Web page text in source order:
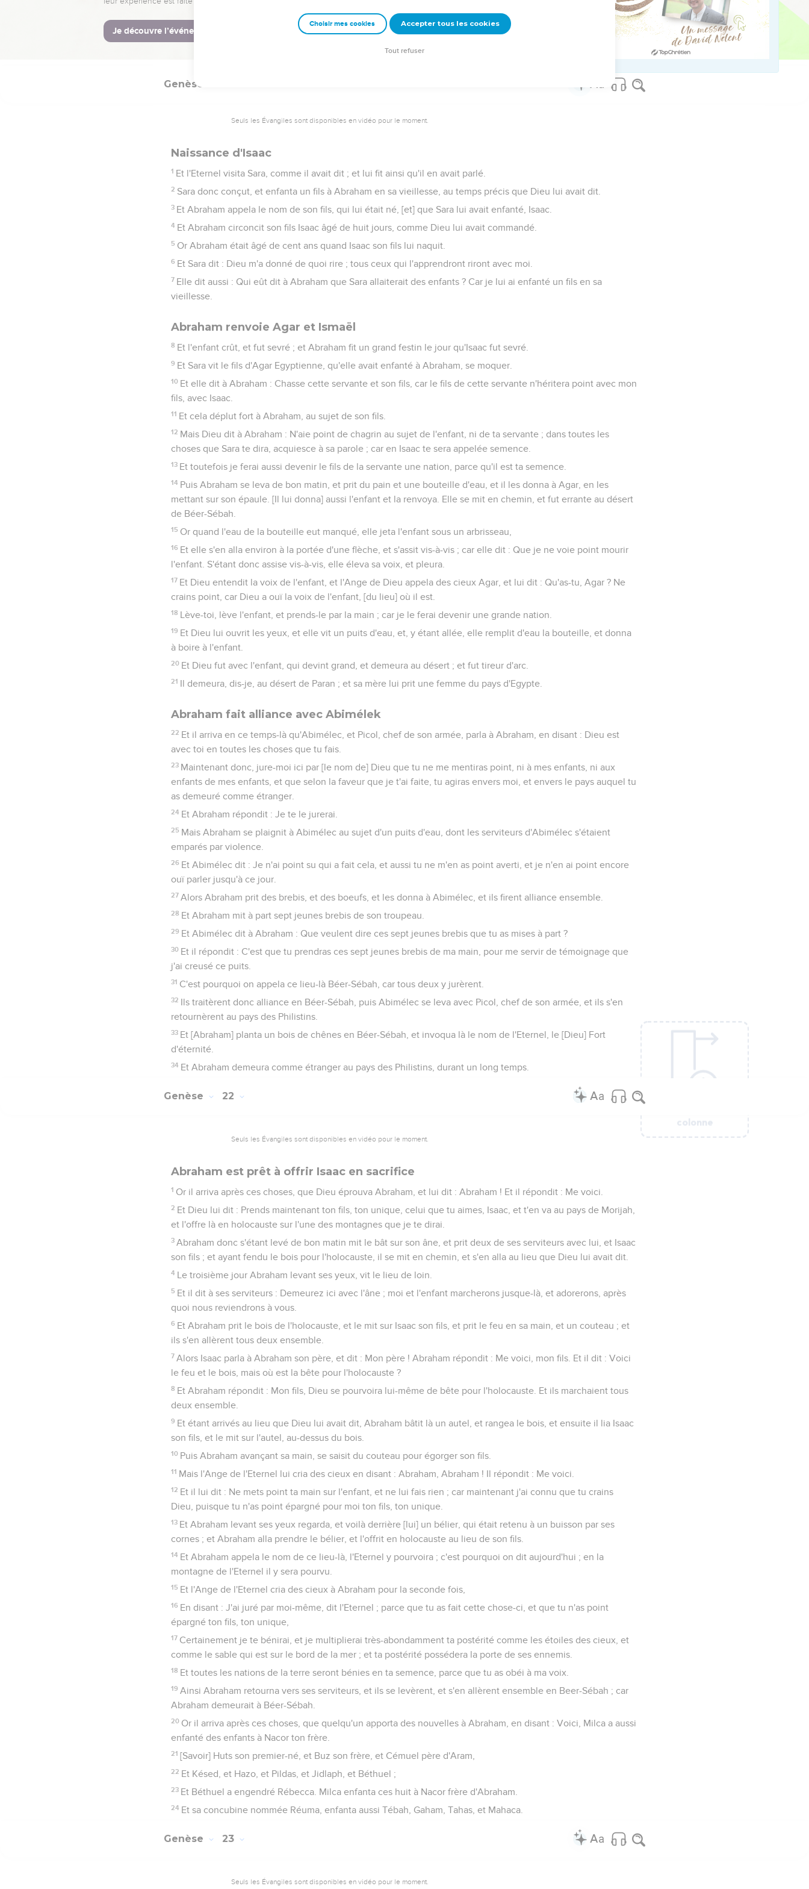
18 Car l'Eternel avait entièrement resserré toute matrice de la maison d'Abimélec, à cause de Sara femme
colonne
Genèse
Seuls les Évangiles sont disponibles en vidéo pour le moment.
Naissance d'Isaac
1 Et l'Eternel visita Sara, comme il avait dit ; et lui fit ainsi qu'il en avait parlé.
2 Sara donc conçut, et enfanta un fils à Abraham en sa vieillesse, au temps précis que Dieu lui avait dit.
3 Et Abraham appela le nom de son fils, qui lui était né, [et] que Sara lui avait enfanté, Isaac.
4 Et Abraham circoncit son fils Isaac âgé de huit jours, comme Dieu lui avait commandé.
5 Or Abraham était âgé de cent ans quand Isaac son fils lui naquit.
6 Et Sara dit : Dieu m'a donné de quoi rire ; tous ceux qui l'apprendront riront avec moi.
7 Elle dit aussi : Qui eût dit à Abraham que Sara allaiterait des enfants ? Car je lui ai enfanté un fils en sa
vieillesse.
Abraham renvoie Agar et Ismaël
8 Et l'enfant crût, et fut sevré ; et Abraham fit un grand festin le jour qu'Isaac fut sevré.
9 Et Sara vit le fils d'Agar Egyptienne, qu'elle avait enfanté à Abraham, se moquer.
10 Et elle dit à Abraham : Chasse cette servante et son fils, car le fils de cette servante n'héritera point avec mon
fils, avec Isaac.
11 Et cela déplut fort à Abraham, au sujet de son fils.
12 Mais Dieu dit à Abraham : N'aie point de chagrin au sujet de l'enfant, ni de ta servante ; dans toutes les
choses que Sara te dira, acquiesce à sa parole ; car en Isaac te sera appelée semence.
13 Et toutefois je ferai aussi devenir le fils de la servante une nation, parce qu'il est ta semence.
14 Puis Abraham se leva de bon matin, et prit du pain et une bouteille d'eau, et il les donna à Agar, en les
mettant sur son épaule. [Il lui donna] aussi l'enfant et la renvoya. Elle se mit en chemin, et fut errante au désert
de Béer-Sébah.
15 Or quand l'eau de la bouteille eut manqué, elle jeta l'enfant sous un arbrisseau,
16 Et elle s'en alla environ à la portée d'une flèche, et s'assit vis-à-vis ; car elle dit : Que je ne voie point mourir
l'enfant. S'étant donc assise vis-à-vis, elle éleva sa voix, et pleura.
17 Et Dieu entendit la voix de l'enfant, et l'Ange de Dieu appela des cieux Agar, et lui dit : Qu'as-tu, Agar ? Ne
crains point, car Dieu a ouï la voix de l'enfant, [du lieu] où il est.
18 Lève-toi, lève l'enfant, et prends-le par la main ; car je le ferai devenir une grande nation.
19 Et Dieu lui ouvrit les yeux, et elle vit un puits d'eau, et, y étant allée, elle remplit d'eau la bouteille, et donna
à boire à l'enfant.
20 Et Dieu fut avec l'enfant, qui devint grand, et demeura au désert ; et fut tireur d'arc.
21 Il demeura, dis-je, au désert de Paran ; et sa mère lui prit une femme du pays d'Egypte.
Abraham fait alliance avec Abimélek
22 Et il arriva en ce temps-là qu'Abimélec, et Picol, chef de son armée, parla à Abraham, en disant : Dieu est
avec toi en toutes les choses que tu fais.
23 Maintenant donc, jure-moi ici par [le nom de] Dieu que tu ne me mentiras point, ni à mes enfants, ni aux
enfants de mes enfants, et que selon la faveur que je t'ai faite, tu agiras envers moi, et envers le pays auquel tu
as demeuré comme étranger.
24 Et Abraham répondit : Je te le jurerai.
25 Mais Abraham se plaignit à Abimélec au sujet d'un puits d'eau, dont les serviteurs d'Abimélec s'étaient
emparés par violence.
26 Et Abimélec dit : Je n'ai point su qui a fait cela, et aussi tu ne m'en as point averti, et je n'en ai point encore
ouï parler jusqu'à ce jour.
27 Alors Abraham prit des brebis, et des boeufs, et les donna à Abimélec, et ils firent alliance ensemble.
28 Et Abraham mit à part sept jeunes brebis de son troupeau.
29 Et Abimélec dit à Abraham : Que veulent dire ces sept jeunes brebis que tu as mises à part ?
30 Et il répondit : C'est que tu prendras ces sept jeunes brebis de ma main, pour me servir de témoignage que
j'ai creusé ce puits.
31 C'est pourquoi on appela ce lieu-là Béer-Sébah, car tous deux y jurèrent.
32 Ils traitèrent donc alliance en Béer-Sébah, puis Abimélec se leva avec Picol, chef de son armée, et ils s'en
retournèrent au pays des Philistins.
33 Et [Abraham] planta un bois de chênes en Béer-Sébah, et invoqua là le nom de l'Eternel, le [Dieu] Fort
d'éternité.
34 Et Abraham demeura comme étranger au pays des Philistins, durant un long temps.
colonne
Genèse 22
Seuls les Évangiles sont disponibles en vidéo pour le moment.
Abraham est prêt à offrir Isaac en sacrifice
1 Or il arriva après ces choses, que Dieu éprouva Abraham, et lui dit : Abraham ! Et il répondit : Me voici.
2 Et Dieu lui dit : Prends maintenant ton fils, ton unique, celui que tu aimes, Isaac, et t'en va au pays de Morijah,
et l'offre là en holocauste sur l'une des montagnes que je te dirai.
3 Abraham donc s'étant levé de bon matin mit le bât sur son âne, et prit deux de ses serviteurs avec lui, et Isaac
son fils ; et ayant fendu le bois pour l'holocauste, il se mit en chemin, et s'en alla au lieu que Dieu lui avait dit.
4 Le troisième jour Abraham levant ses yeux, vit le lieu de loin.
5 Et il dit à ses serviteurs : Demeurez ici avec l'âne ; moi et l'enfant marcherons jusque-là, et adorerons, après
quoi nous reviendrons à vous.
6 Et Abraham prit le bois de l'holocauste, et le mit sur Isaac son fils, et prit le feu en sa main, et un couteau ; et
ils s'en allèrent tous deux ensemble.
7 Alors Isaac parla à Abraham son père, et dit : Mon père ! Abraham répondit : Me voici, mon fils. Et il dit : Voici
le feu et le bois, mais où est la bête pour l'holocauste ?
8 Et Abraham répondit : Mon fils, Dieu se pourvoira lui-même de bête pour l'holocauste. Et ils marchaient tous
deux ensemble.
9 Et étant arrivés au lieu que Dieu lui avait dit, Abraham bâtit là un autel, et rangea le bois, et ensuite il lia Isaac
son fils, et le mit sur l'autel, au-dessus du bois.
10 Puis Abraham avançant sa main, se saisit du couteau pour égorger son fils.
11 Mais l'Ange de l'Eternel lui cria des cieux en disant : Abraham, Abraham ! Il répondit : Me voici.
12 Et il lui dit : Ne mets point ta main sur l'enfant, et ne lui fais rien ; car maintenant j'ai connu que tu crains
Dieu, puisque tu n'as point épargné pour moi ton fils, ton unique.
13 Et Abraham levant ses yeux regarda, et voilà derrière [lui] un bélier, qui était retenu à un buisson par ses
cornes ; et Abraham alla prendre le bélier, et l'offrit en holocauste au lieu de son fils.
14 Et Abraham appela le nom de ce lieu-là, l'Eternel y pourvoira ; c'est pourquoi on dit aujourd'hui ; en la
montagne de l'Eternel il y sera pourvu.
15 Et l'Ange de l'Eternel cria des cieux à Abraham pour la seconde fois,
16 En disant : J'ai juré par moi-même, dit l'Eternel ; parce que tu as fait cette chose-ci, et que tu n'as point
épargné ton fils, ton unique,
17 Certainement je te bénirai, et je multiplierai très-abondamment ta postérité comme les étoiles des cieux, et
comme le sable qui est sur le bord de la mer ; et ta postérité possédera la porte de ses ennemis.
18 Et toutes les nations de la terre seront bénies en ta semence, parce que tu as obéi à ma voix.
19 Ainsi Abraham retourna vers ses serviteurs, et ils se levèrent, et s'en allèrent ensemble en Beer-Sébah ; car
Abraham demeurait à Béer-Sébah.
20 Or il arriva après ces choses, que quelqu'un apporta des nouvelles à Abraham, en disant : Voici, Milca a aussi
enfanté des enfants à Nacor ton frère.
21 [Savoir] Huts son premier-né, et Buz son frère, et Cémuel père d'Aram,
22 Et Késed, et Hazo, et Pildas, et Jidlaph, et Béthuel ;
23 Et Béthuel a engendré Rébecca. Milca enfanta ces huit à Nacor frère d'Abraham.
24 Et sa concubine nommée Réuma, enfanta aussi Tébah, Gaham, Tahas, et Mahaca.
colonne
Genèse 23
Seuls les Évangiles sont disponibles en vidéo pour le moment.
colonne
colonne
Choisir mes cookies Accepter tous les cookies
Tout refuser